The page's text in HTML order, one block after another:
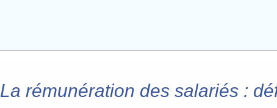
La rémunération des salariés :